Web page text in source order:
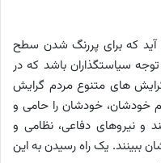
که برای پررنگ شدن سطح
سیاستگذاران باشد که در
های متنوع مردم گرایش
خودشان، خودشان را حامی و
و نیروهای دفاعی، نظامی و
ببینند. یک راه رسیدن به این